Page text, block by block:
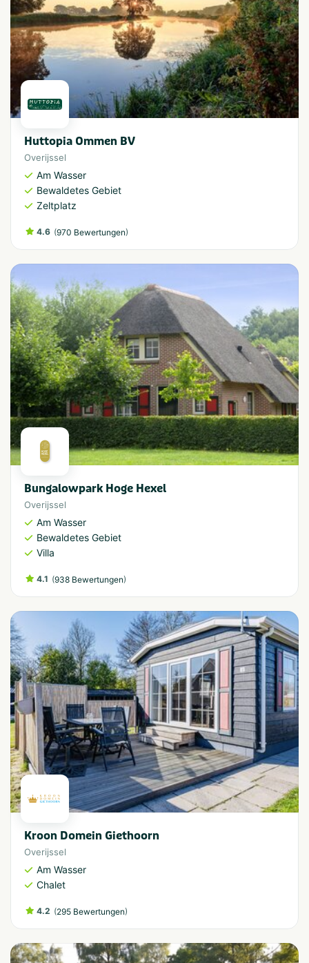
Huttopia Ommen BV
Overijssel
Am Wasser
Bewaldetes Gebiet
Zeltplatz
4.6 (970 Bewertungen)
Bungalowpark Hoge Hexel
Overijssel
Am Wasser
Bewaldetes Gebiet
Villa
4.1 (938 Bewertungen)
Kroon Domein Giethoorn
Overijssel
Am Wasser
Chalet
4.2 (295 Bewertungen)